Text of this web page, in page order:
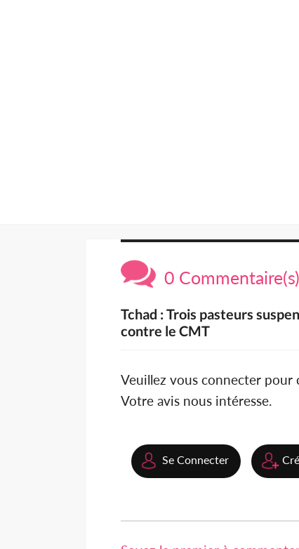
0 Commentaire(s)
Tchad : Trois pasteurs
contre le CMT
Veuillez vous connecter pour
Votre avis nous intéresse.
Se Connecter